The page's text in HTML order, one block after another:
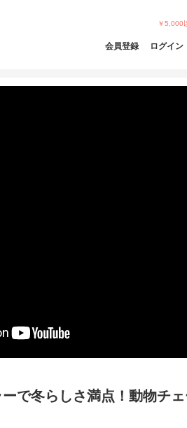
￥5,000
会員登録 ログイン
で冬らしさ満点！動物チ